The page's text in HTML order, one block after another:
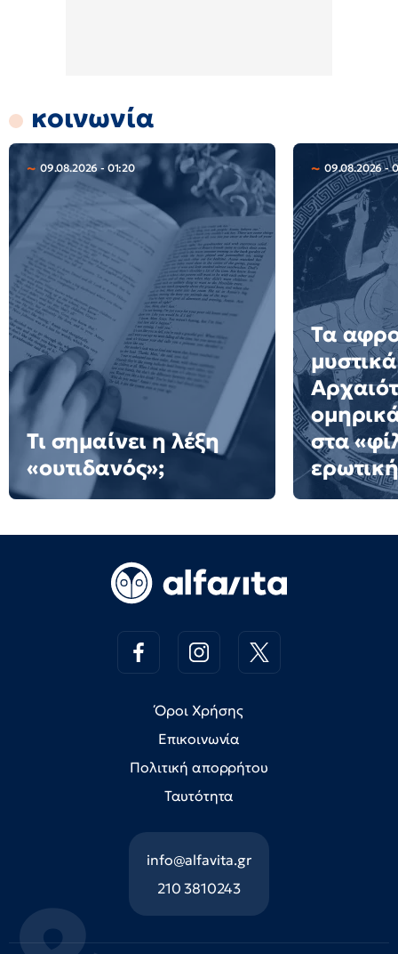
κοινωνία
09.08.2026 - 01:20
Τι σημαίνει η λέξη
«ουτιδανός»;
09.08.2026 -
Τα
στα
Όροι Χρήσης
Επικοινωνία
Πολιτική απορρήτου
Ταυτότητα
info@alfavita.gr
210 3810243